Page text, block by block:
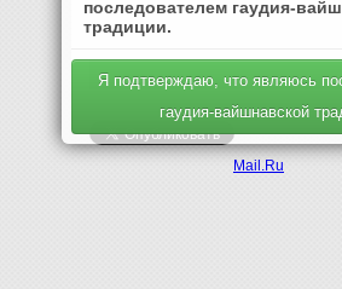
Mail.Ru
последователем гаудия-
традиции.
Я подтверждаю, что являюсь
гаудия-вайшнавской